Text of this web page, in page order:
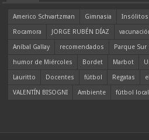
Americo Schvartzman Gimnasia Insólitos
Rocamora
JORGE RUBÉN DÍAZ
Aníbal Gallay
recomendados Parque Sur
humor de Miércoles
Bordet Marbot
Lauritto
Docentes fútbol Regatas
VALENTÍN BISOGNI
Ambiente fútbol local